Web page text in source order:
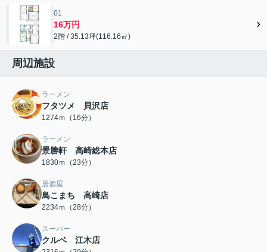
01
16万円
2階 / 35.13坪(116.16㎡)
周辺施設
ラーメン
フタツメ 貝沢店
1274ｍ（16分）
ラーメン
景勝軒 高崎総本店
1830ｍ（23分）
居酒屋
鳥こまち 高崎店
2234ｍ（28分）
スーパー
クルベ 江木店